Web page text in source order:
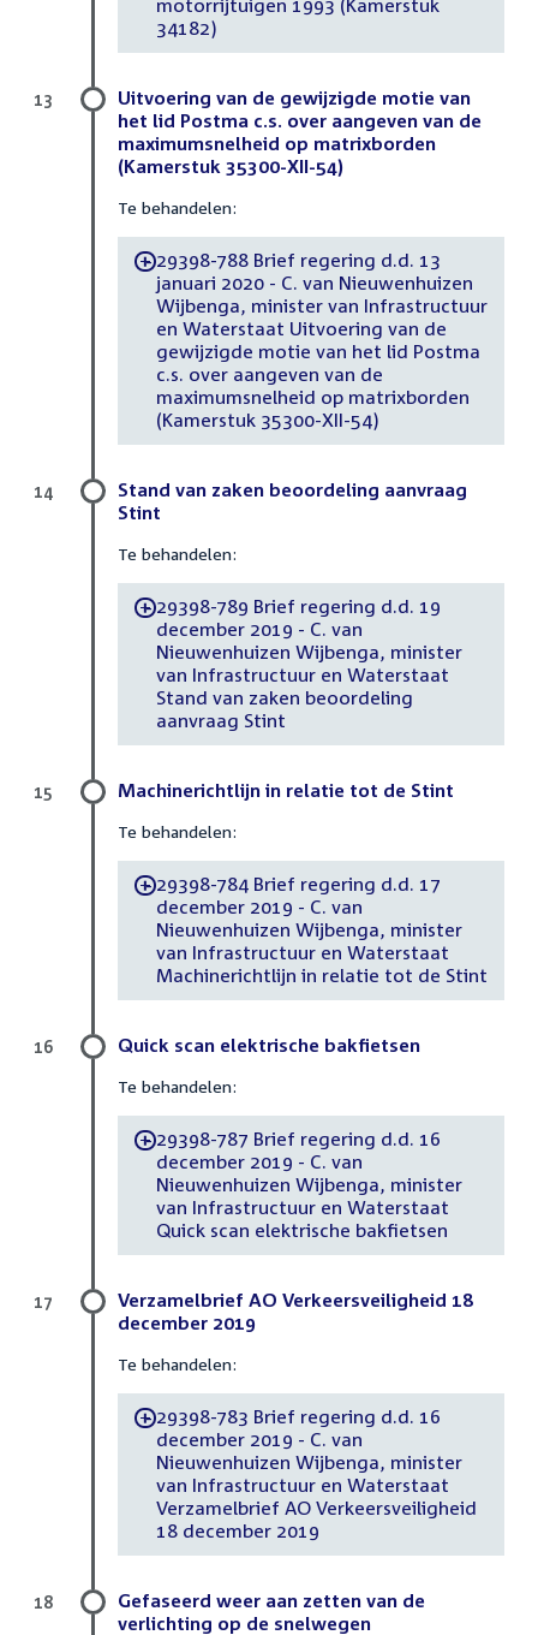
motorrijtuigen 1993 (Kamerstuk
34182)
Uitvoering van de gewijzigde motie van
het lid Postma c.s. over aangeven van de
maximumsnelheid op matrixborden
(Kamerstuk 35300-XII-54)
Te behandelen:
-29398-788 Brief regering d.d. 13
januari 2020 - C. van Nieuwenhuizen
Wijbenga, minister van Infrastructuur
en Waterstaat Uitvoering van de
gewijzigde motie van het lid Postma
c.s. over aangeven van de
maximumsnelheid op matrixborden
(Kamerstuk 35300-XII-54)
13
Stand van zaken beoordeling aanvraag
Stint
Te behandelen:
-29398-789 Brief regering d.d. 19
december 2019 - C. van
Nieuwenhuizen Wijbenga, minister
van Infrastructuur en Waterstaat
Stand van zaken beoordeling
aanvraag Stint
14
Machinerichtlijn in relatie tot de Stint
Te behandelen:
-29398-784 Brief regering d.d. 17
december 2019 - C. van
Nieuwenhuizen Wijbenga, minister
van Infrastructuur en Waterstaat
Machinerichtlijn in relatie tot de Stint
15
Quick scan elektrische bakfietsen
Te behandelen:
-29398-787 Brief regering d.d. 16
december 2019 - C. van
Nieuwenhuizen Wijbenga, minister
van Infrastructuur en Waterstaat
Quick scan elektrische bakfietsen
16
Verzamelbrief AO Verkeersveiligheid 18
december 2019
Te behandelen:
-29398-783 Brief regering d.d. 16
december 2019 - C. van
Nieuwenhuizen Wijbenga, minister
van Infrastructuur en Waterstaat
Verzamelbrief AO Verkeersveiligheid
18 december 2019
17
Gefaseerd weer aan zetten van de
verlichting op de snelwegen
18